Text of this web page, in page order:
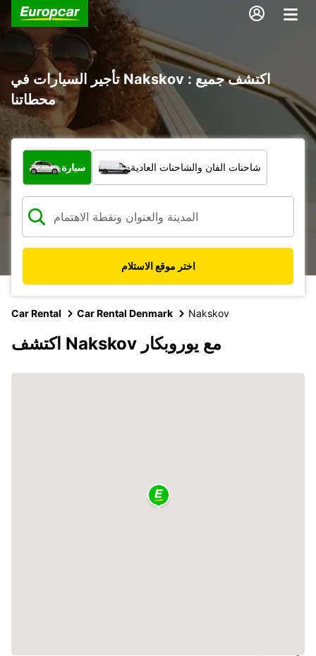
تأجير السيارات في Nakskov : اكتشف جميع
محطاتنا
ما نوع المركبة؟
سيارة شاحنات الفان والشاحنات العادية
اختر موقع الاستلام
Car Rental Car Rental Denmark Nakskov
اكتشف Nakskov مع يوروبكار